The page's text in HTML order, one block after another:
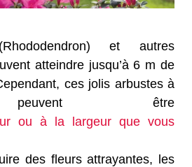
et autres
atteindre jusqu’à 6 m de
ces jolis arbustes à
être
ou à la largeur que vous
des fleurs attrayantes, les